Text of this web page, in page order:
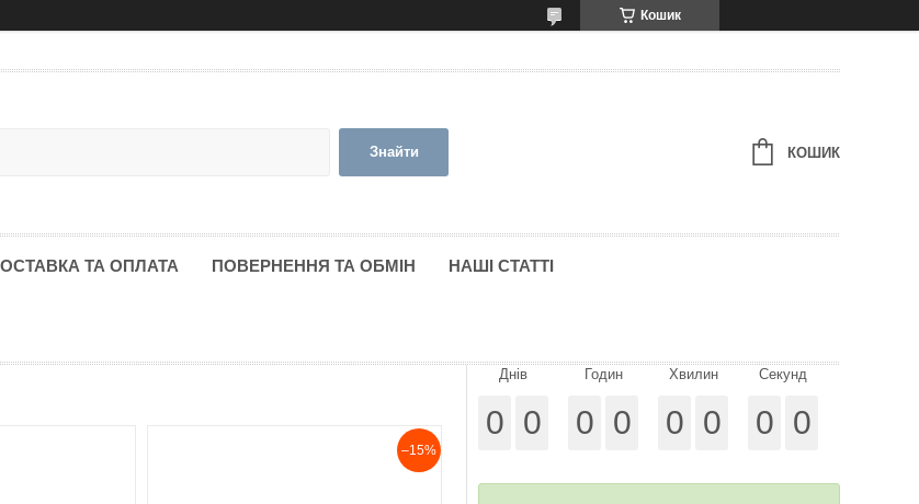
Кошик
Знайти КОШИК
ТА ОПЛАТА ПОВЕРНЕННЯ ТА ОБМІН НАШІ СТАТТІ
–15%
Днів
0 0
Годин
0 0
Хвилин
0 0
Секунд
0 0